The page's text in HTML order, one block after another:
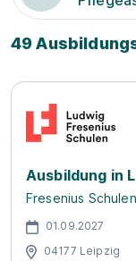
49
Ausbildung in
Fresenius Schulen
01.09.2027
04177 Leipzig